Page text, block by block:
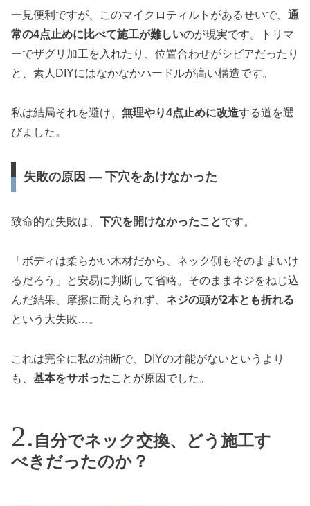
一見便利ですが、このマイクロティルトがあるせいで、 通
常の4点止めに比べて施工が難しいのが現実です。トリマ
ーでザグリ加工を入れたり、位置合わせがシビアだったり
と、素人DIYにはなかなかハードルが高い構造です。
私は結局それを避け、 無理やり4点止めに改造する道を選
びました。
失敗の原因 ― 下穴をあけなかった
致命的な失敗は、 下穴を開けなかったことです。
「ボディは柔らかい木材だから、ネック側もそのままいけ
るだろう」と安易に判断して省略。そのままネジをねじ込
んだ結果、摩擦に耐えられず、 ネジの頭が2本とも折れる
という大失敗…。
これは完全に私の油断で、DIYの才能がないというより
も、 基本をサボったことが原因でした。
自分でネック交換、どう施工す
べきだったのか？